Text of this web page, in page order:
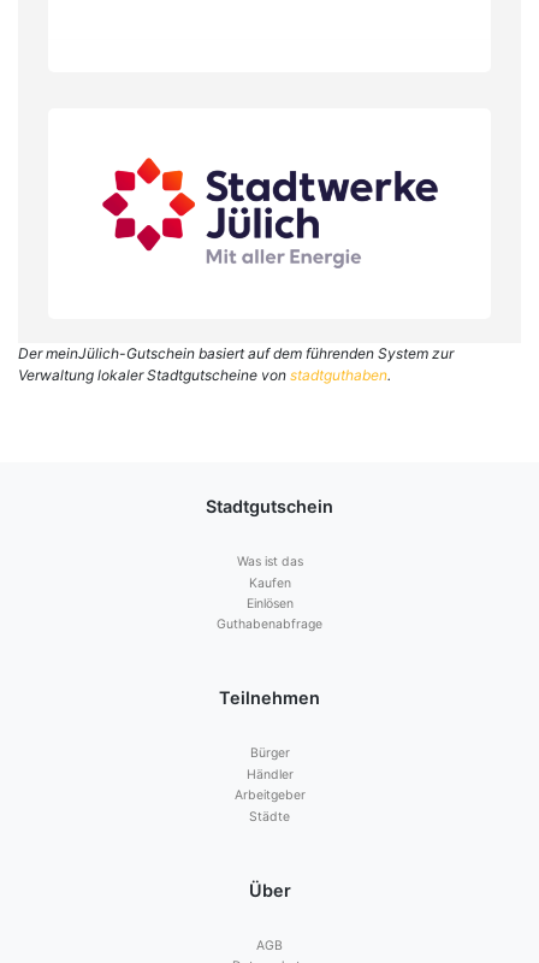
Der meinJülich-Gutschein basiert auf dem führenden System zur
Verwaltung lokaler Stadtgutscheine von stadtguthaben.
Stadtgutschein
Was ist das
Kaufen
Einlösen
Guthabenabfrage
Teilnehmen
Bürger
Händler
Arbeitgeber
Städte
Über
AGB